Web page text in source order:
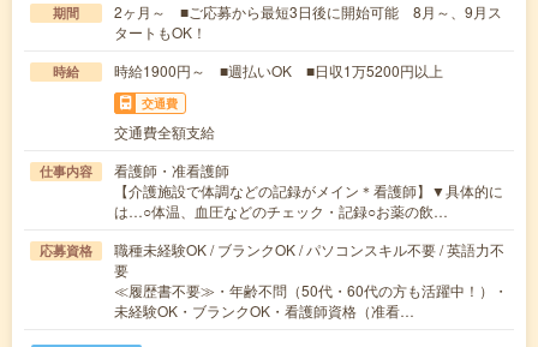
期間
2ヶ月～ ■ご応募から最短3日後に開始可能 8月～、9月ス
タートもOK！
時給 時給1900円～ ■週払いOK ■日収1万5200円以上
交通費
交通費全額支給
仕事内容
看護師・准看護師
【介護施設で体調などの記録がメイン＊看護師】▼具体的に
は…○体温、血圧などのチェック・記録○お薬の飲…
応募資格
職種未経験OK / ブランクOK / パソコンスキル不要 / 英語力不
要
≪履歴書不要≫・年齢不問（50代・60代の方も活躍中！）・
未経験OK・ブランクOK・看護師資格（准看…